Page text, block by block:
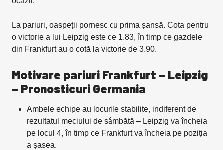
La pariuri, oaspeții pornesc cu prima șansă. Cota pentru
o victorie a lui Leipzig este de 1.83, în timp ce gazdele
din Frankfurt au o cotă la victorie de 3.90.
Motivare pariuri Frankfurt – Leipzig
– Pronosticuri Germania
Ambele echipe au locurile stabilite, indiferent de
rezultatul meciului de sâmbătă – Leipzig va încheia
pe locul 4, în timp ce Frankfurt va încheia pe poziția
a șasea.